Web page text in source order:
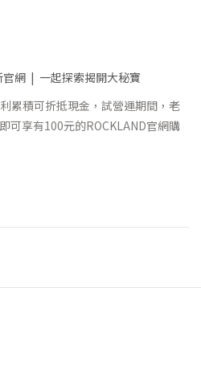
官網 ​ | ​ 一起探索揭開大秘寶
累積可折抵現金，試營運期間，老
可享有100元的ROCKLAND官網購